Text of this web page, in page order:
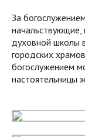
За
начальствующие,
духовной школы
городских
богослужением
настоятельницы